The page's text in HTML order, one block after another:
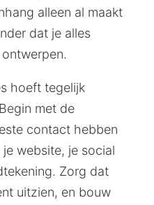
alleen al maakt
dat je alles
hoeft tegelijk
met de
contact hebben
website, je social
Zorg dat
uitzien, en bouw